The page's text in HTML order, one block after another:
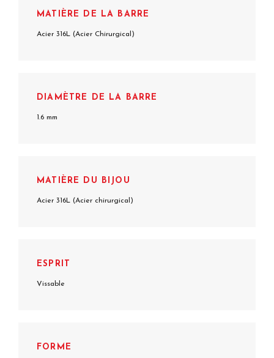
MATIÈRE DE LA BARRE
Acier 316L (Acier Chirurgical)
DIAMÈTRE DE LA BARRE
1.6 mm
MATIÈRE DU BIJOU
Acier 316L (Acier chirurgical)
ESPRIT
Vissable
FORME